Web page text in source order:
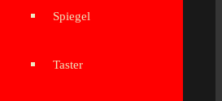
Spiegel
Taster